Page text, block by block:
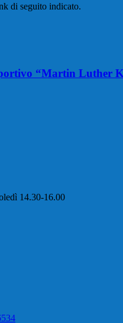
di seguito indicato.
“Martin Luther
14.30-16.00